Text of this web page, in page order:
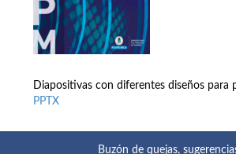
Diapositivas con diferentes diseños para
PPTX
Buzón de quejas,